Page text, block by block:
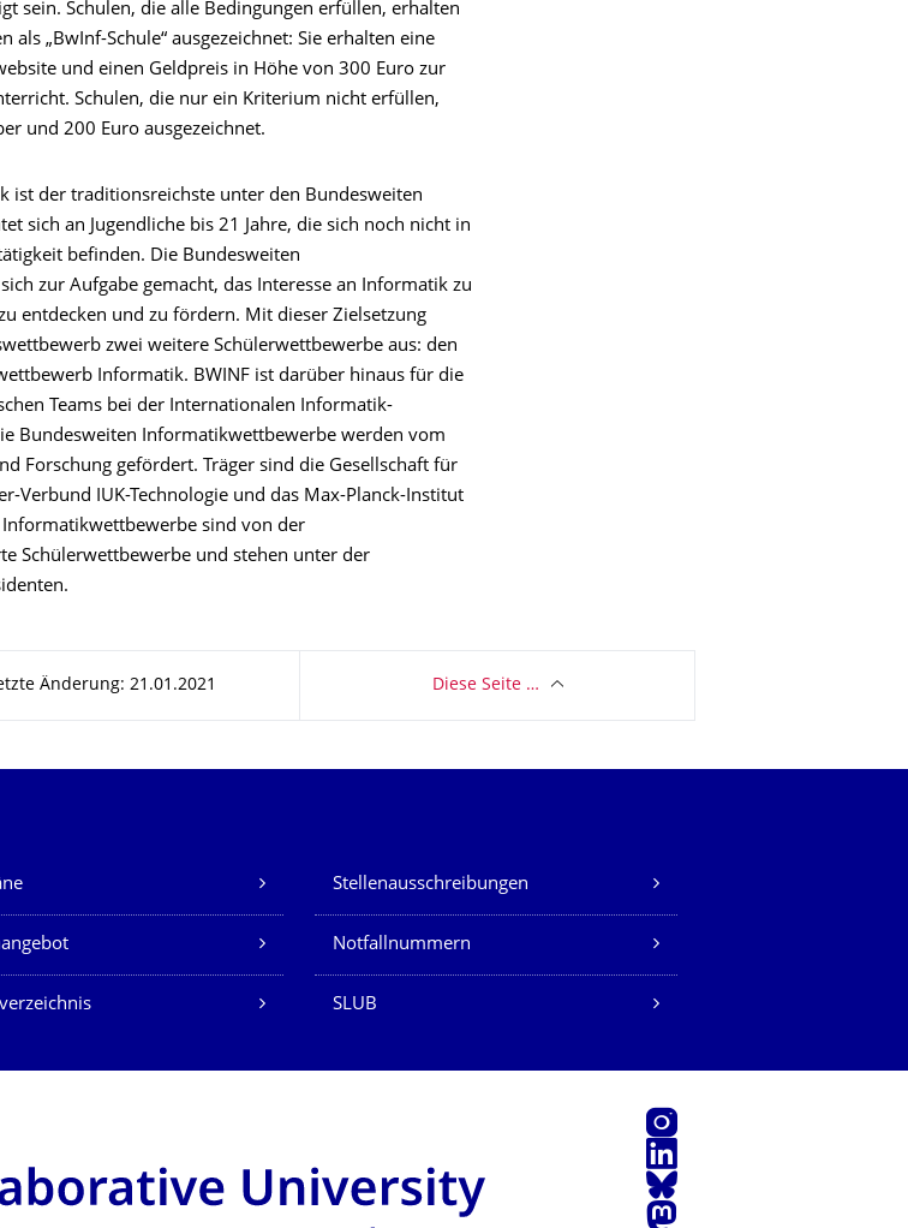
sein. Schulen, die alle Bedingungen erfüllen, erhalten
als „BwInf-Schule“ ausgezeichnet: Sie erhalten eine
und einen Geldpreis in Höhe von 300 Euro zur
Schulen, die nur ein Kriterium nicht erfüllen,
und 200 Euro ausgezeichnet.
ist der traditionsreichste unter den Bundesweiten
sich an Jugendliche bis 21 Jahre, die sich noch nicht in
befinden. Die Bundesweiten
zur Aufgabe gemacht, das Interesse an Informatik zu
entdecken und zu fördern. Mit dieser Zielsetzung
zwei weitere Schülerwettbewerbe aus: den
Informatik. BWINF ist darüber hinaus für die
Teams bei der Internationalen Informatik-
Bundesweiten Informatikwettbewerbe werden vom
Forschung gefördert. Träger sind die Gesellschaft für
Verbund IUK-Technologie und das Max-Planck-Institut
sind von der
Schülerwettbewerbe und stehen unter der
Änderung: 21.01.2021 Diese Seite …
Dienste
Stellenausschreibungen
Notfallnummern
SLUB
Instagram
LinkedIn
Bluesky
Mastodon